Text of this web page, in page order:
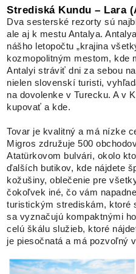
Strediská Kundu – Lara
Dva sesterské rezorty sú
ale aj k mestu Antalya.
nášho letopočtu „krajina
kozmopolitným mestom, kde
Antalyi stráviť dni za sebou
nielen slovenskí turisti,
na dovolenke v Turecku. A v
kupovať a kde.
Tovar je kvalitný a má nízke
Migros združuje 500
Atatürkovom bulvári, okolo
ďalších butikov, kde nájdete
kožušiny, oblečenie pre
čokoľvek iné, čo vám
turistickým strediskám, ktoré
sa vyznačujú kompaktnými
celú škálu služieb, ktoré
je piesočnatá a má pozvoľný